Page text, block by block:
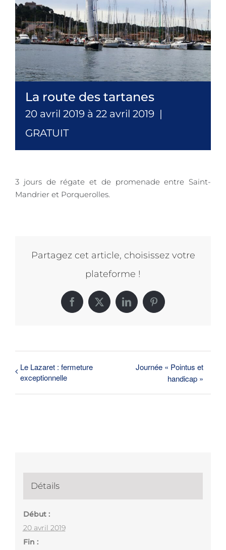
La route des tartanes
20 avril 2019 à 22 avril 2019 |
GRATUIT
3 jours de régate et de promenade entre Saint-
Mandrier et Porquerolles.
Partagez cet article, choisissez votre
plateforme !
Facebook
X LinkedInPinterest
Le Lazaret : fermeture
exceptionnelle
Journée « Pointus et
handicap »
Détails
Début :
20 avril 2019
Fin :